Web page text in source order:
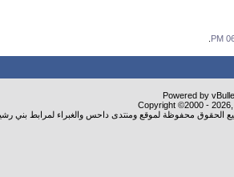
Powered by
Copyright ©2000 - 2026,
الحقوق محفوظة لموقع ومنتدى داحس والغبراء لمرابط بني